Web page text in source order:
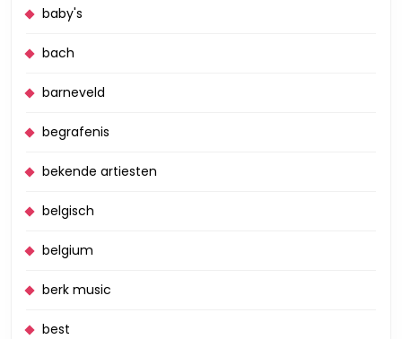
baby's
bach
barneveld
begrafenis
bekende artiesten
belgisch
belgium
berk music
best